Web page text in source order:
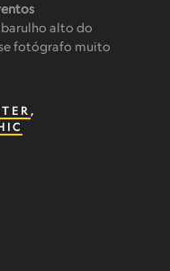
alto do
fotógrafo muito
,